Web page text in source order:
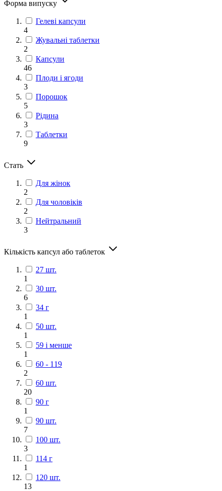
Форма випуску
Гелеві капсули
4
Жувальні таблетки
2
Капсули
46
Плоди і ягоди
3
Порошок
5
Рідина
3
Таблетки
9
Стать
Для жінок
2
Для чоловіків
2
Нейтральний
3
Кількість капсул або таблеток
27 шт.
1
30 шт.
6
34 г
1
50 шт.
1
59 і менше
1
60 - 119
2
60 шт.
20
90 г
1
90 шт.
7
100 шт.
3
114 г
1
120 шт.
13